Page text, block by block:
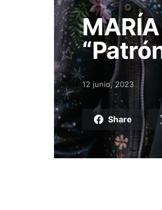
Posted on
12 junio, 2023
Share